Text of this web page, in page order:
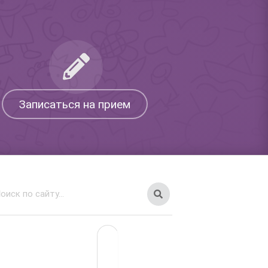
Записаться на прием